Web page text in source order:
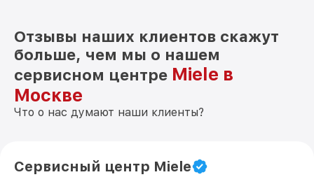
Отзывы наших клиентов скажут
больше, чем мы о нашем
сервисном центре Miele в
Москве
Что о нас думают наши клиенты?
Сервисный центр Miele